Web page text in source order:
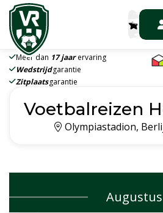
Meer dan 17 jaarervaring
Wedstrijdgarantie
Zitplaatsgarantie
Voetbalreizen
Olympiastadion,